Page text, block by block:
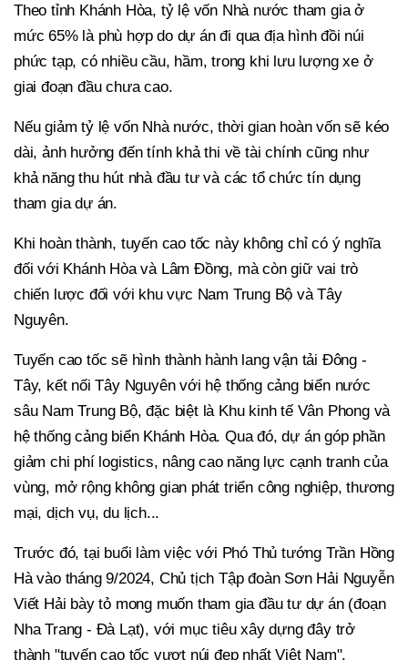
Theo tỉnh Khánh Hòa, tỷ lệ vốn Nhà nước tham gia ở
mức 65% là phù hợp do dự án đi qua địa hình đồi núi
phức tạp, có nhiều cầu, hầm, trong khi lưu lượng xe ở
giai đoạn đầu chưa cao.
Nếu giảm tỷ lệ vốn Nhà nước, thời gian hoàn vốn sẽ kéo
dài, ảnh hưởng đến tính khả thi về tài chính cũng như
khả năng thu hút nhà đầu tư và các tổ chức tín dụng
tham gia dự án.
Khi hoàn thành, tuyến cao tốc này không chỉ có ý nghĩa
đối với Khánh Hòa và Lâm Đồng, mà còn giữ vai trò
chiến lược đối với khu vực Nam Trung Bộ và Tây
Nguyên.
Tuyến cao tốc sẽ hình thành hành lang vận tải Đông -
Tây, kết nối Tây Nguyên với hệ thống cảng biển nước
sâu Nam Trung Bộ, đặc biệt là Khu kinh tế Vân Phong và
hệ thống cảng biển Khánh Hòa. Qua đó, dự án góp phần
giảm chi phí logistics, nâng cao năng lực cạnh tranh của
vùng, mở rộng không gian phát triển công nghiệp, thương
mại, dịch vụ, du lịch...
Trước đó, tại buổi làm việc với Phó Thủ tướng Trần Hồng
Hà vào tháng 9/2024, Chủ tịch Tập đoàn Sơn Hải Nguyễn
Viết Hải bày tỏ mong muốn tham gia đầu tư dự án (đoạn
Nha Trang - Đà Lạt), với mục tiêu xây dựng đây trở
thành "tuyến cao tốc vượt núi đẹp nhất Việt Nam".